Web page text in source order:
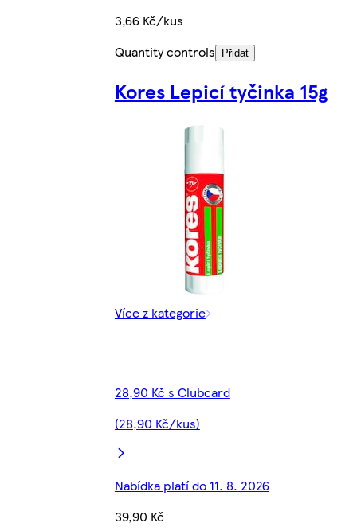
3,66 Kč/kus
Quantity controls
Přidat
Kores Lepicí tyčinka 15g
Více z kategorie
28,90 Kč s Clubcard
(28,90 Kč/kus)
Nabídka platí do 11. 8. 2026
39,90 Kč